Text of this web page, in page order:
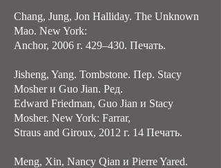
Chang, Jung, Jon Halliday. The Unknown
Mao. New York:
Anchor, 2006 г. 429–430. Печать.
Jisheng, Yang. Tombstone. Пер. Stacy
Mosher и Guo Jian. Ред.
Edward Friedman, Guo Jian и Stacy
Mosher. New York: Farrar,
Straus and Giroux, 2012 г. 14 Печать.
Meng, Xin, Nancy Qian и Pierre Yared.